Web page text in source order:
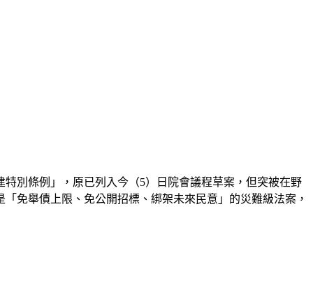
別條例」，原已列入今（5）日院會議程草案，但突被在野
免舉債上限、免公開招標、綁架未來民意」的災難級法案，